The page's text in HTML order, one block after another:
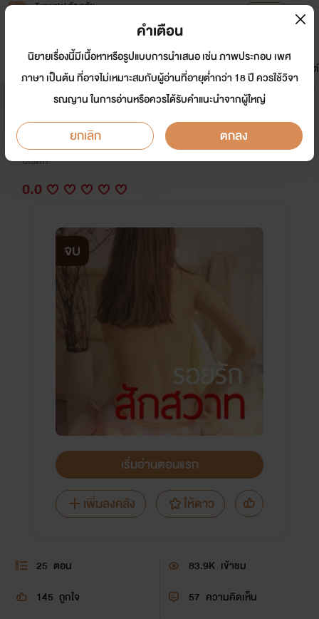
Tunwalai ธัญวลัย
หน้าแรก นิยาย อีบุ๊ก การ์ตูน
มาใหม่
ดรีมแชท ธัญลิสต์
รอยรักสักสวาท 25+
นักเขียน: EVE@อีฟ
อีโรติก
0.0
จบ
เริ่มอ่านตอนแรก
เพิ่มลงคลัง
ให้ดาว
25 ตอน 83.9K เข้าชม
145 ถูกใจ 57 ความคิดเห็น
คำเตือน
นิยายเรื่องนี้มีเนื้อหาหรือรูปแบบการนำเสนอ เช่น ภาพประกอบ เพศ
ภาษา เป็นต้น ที่อาจไม่เหมาะสมกับผู้อ่านที่อายุต่ำกว่า 18 ปี ควรใช้วิจา
รณญาน ในการอ่านหรือควรได้รับคำแนะนำจากผู้ใหญ่
ยกเลิก ตกลง